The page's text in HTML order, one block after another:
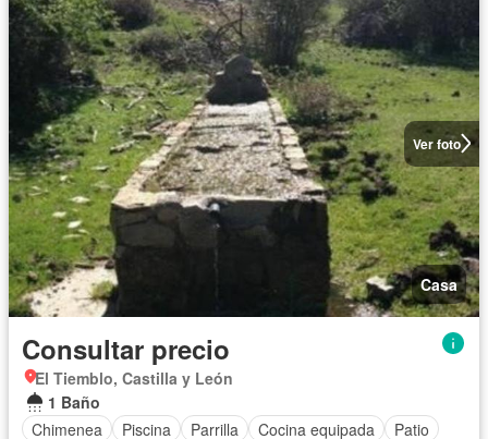
Ver foto
Casa
Consultar precio
El Tiemblo, Castilla y León
1 Baño
Chimenea
Piscina Parrilla Cocina equipada Patio